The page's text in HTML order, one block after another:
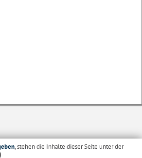
, stehen die Inhalte dieser Seite unter der